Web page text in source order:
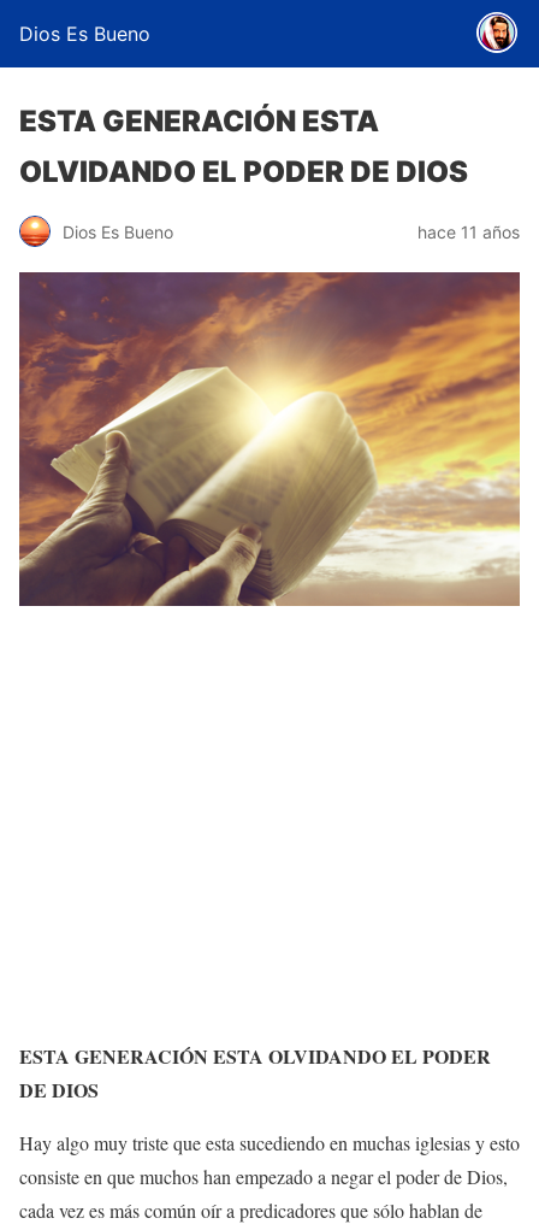
Dios Es Bueno
ESTA GENERACIÓN ESTA
OLVIDANDO EL PODER DE DIOS
Dios Es Bueno hace 11 años
ESTA GENERACIÓN ESTA OLVIDANDO EL PODER
DE DIOS
Hay algo muy triste que esta sucediendo en muchas iglesias y esto
consiste en que muchos han empezado a negar el poder de Dios,
cada vez es más común oír a predicadores que sólo hablan de